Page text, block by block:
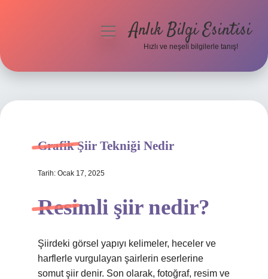
Hakkımızda
menüyüAnlık Bilgi Esintisi
Hızlı ve neşeli bilgilerle tanış!
Grafik Şiir Tekniği Nedir
Tarih: Ocak 17, 2025
Resimli şiir nedir?
Şiirdeki görsel yapıyı kelimeler, heceler ve
harflerle vurgulayan şairlerin eserlerine
somut şiir denir. Son olarak, fotoğraf, resim ve